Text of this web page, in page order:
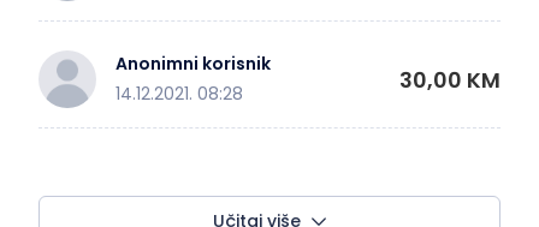
Anonimni korisnik
14.12.2021. 08:28
30,00 KM
Učitaj više